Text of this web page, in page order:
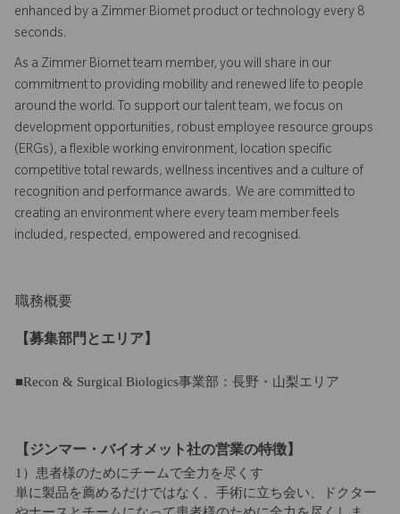
enhanced by a Zimmer Biomet product or technology every 8
seconds.
As a Zimmer Biomet team member, you will share in our
commitment to providing mobility and renewed life to people
around the world. To support our talent team, we focus on
development opportunities, robust employee resource groups
(ERGs), a flexible working environment, location specific
competitive total rewards, wellness incentives and a culture of
recognition and performance awards. We are committed to
creating an environment where every team member feels
included, respected, empowered and recognised.
職務概要
【募集部門とエリア】
■Recon & Surgical Biologics事業部：長野・山梨エリア
【ジンマー・バイオメット社の営業の特徴】
1）患者様のためにチームで全力を尽くす
単に製品を薦めるだけではなく、手術に立ち会い、ドクター